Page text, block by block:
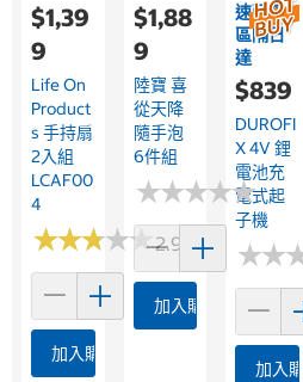
$1,39
9
Life On
Product
S 手持扇
2入組
LCAF00
4
★★★★★
★★★★★2.9 (7)
加入購物車
$1,88
9
陸寶 喜
從天降
隨手泡
6件組
★★★★★
★★★★★
加入購物車
速配限
區隔日
達
$839
DUROFI
X 4V 鋰
電池充
電式起
子機
★★
★★
加入購